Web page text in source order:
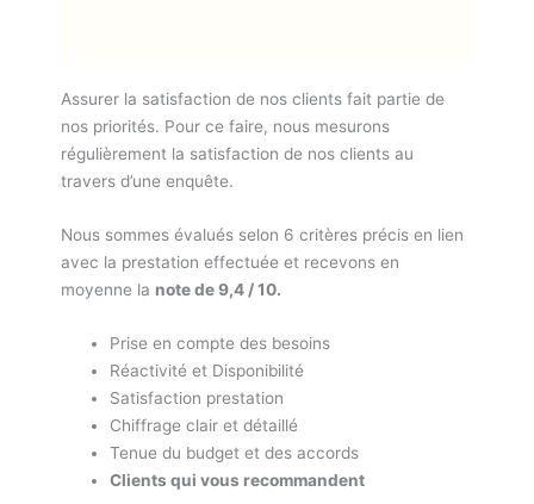
Assurer la satisfaction de nos clients fait partie de
nos priorités. Pour ce faire, nous mesurons
régulièrement la satisfaction de nos clients au
travers d’une enquête.
Nous sommes évalués selon 6 critères précis en lien
avec la prestation effectuée et recevons en
moyenne la note de 9,4 / 10.
Prise en compte des besoins
Réactivité et Disponibilité
Satisfaction prestation
Chiffrage clair et détaillé
Tenue du budget et des accords
Clients qui vous recommandent